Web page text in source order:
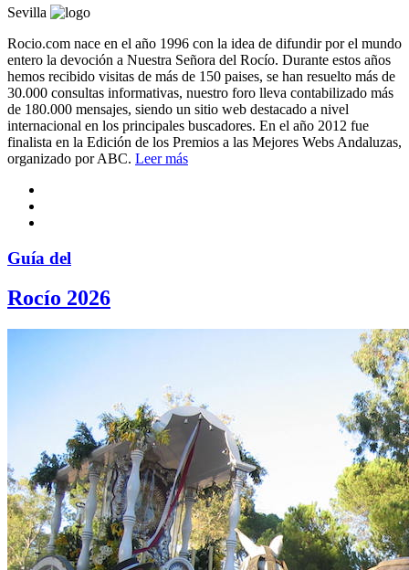
Sevilla
Rocio.com nace en el año 1996 con la idea de difundir por el mundo
entero la devoción a Nuestra Señora del Rocío. Durante estos años
hemos recibido visitas de más de 150 paises, se han resuelto más de
30.000 consultas informativas, nuestro foro lleva contabilizado más
de 180.000 mensajes, siendo un sitio web destacado a nivel
internacional en los principales buscadores. En el año 2012 fue
finalista en la Edición de los Premios a las Mejores Webs Andaluzas,
organizado por ABC. Leer más
Guía del
Rocío 2026